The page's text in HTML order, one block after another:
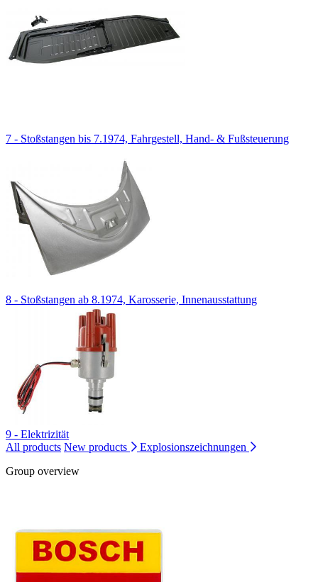
7 - Stoßstangen bis 7.1974, Fahrgestell, Hand- & Fußsteuerung
8 - Stoßstangen ab 8.1974, Karosserie, Innenausstattung
9 - Elektrizität
All products New products
Explosionszeichnungen
Group overview